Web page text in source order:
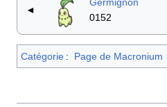
◄
Germignon
0152
Catégorie : Page de Macronium